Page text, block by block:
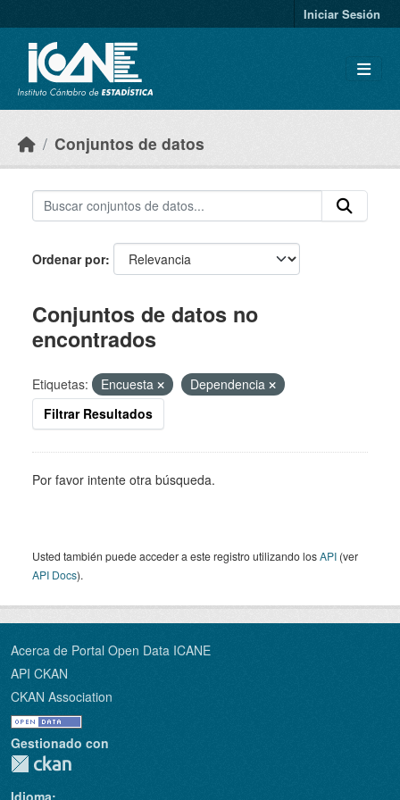
Iniciar Sesión
Conjuntos de datos
Ordenar por
Conjuntos de datos no
encontrados
Etiquetas: Encuesta
Dependencia
Filtrar Resultados
Por favor intente otra búsqueda.
Usted también puede acceder a este registro utilizando losAPI (ver
API Docs).
Acerca de Portal Open Data ICANE
API CKAN
CKAN Association
Gestionado con
Idioma